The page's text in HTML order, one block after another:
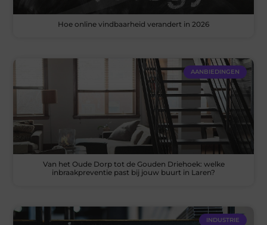
Hoe online vindbaarheid verandert in 2026
AANBIEDINGEN
Van het Oude Dorp tot de Gouden Driehoek: welke
inbraakpreventie past bij jouw buurt in Laren?
INDUSTRIE